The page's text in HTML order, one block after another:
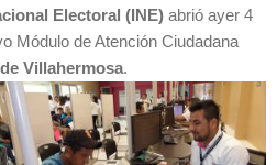
Electoral (INE) abrió ayer 4
Módulo de Atención Ciudadana
Villahermosa.